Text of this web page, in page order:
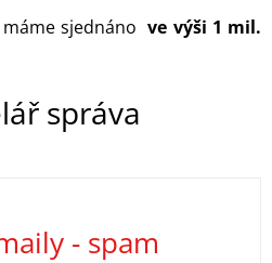
máme sjednánove výši 1 mil.
správa
- spam